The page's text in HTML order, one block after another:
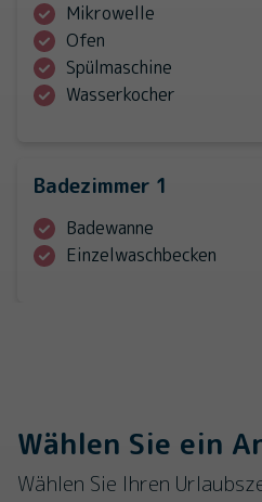
Mikrowelle
Ofen
Spülmaschine
Wasserkocher
Badezimmer 1
Badewanne
Einzelwaschbecken
Wählen Sie ein
Wählen Sie Ihren